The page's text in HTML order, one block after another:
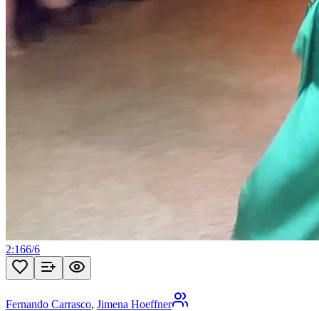
2:166/6
Fernando Carrasco, Jimena Hoeffner